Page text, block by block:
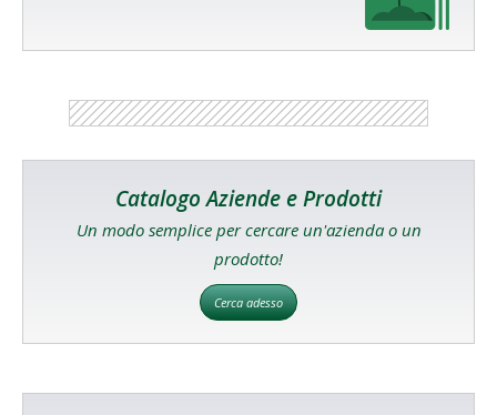
Catalogo Aziende e Prodotti
Un modo semplice per cercare un'azienda o un
prodotto!
Cerca adesso